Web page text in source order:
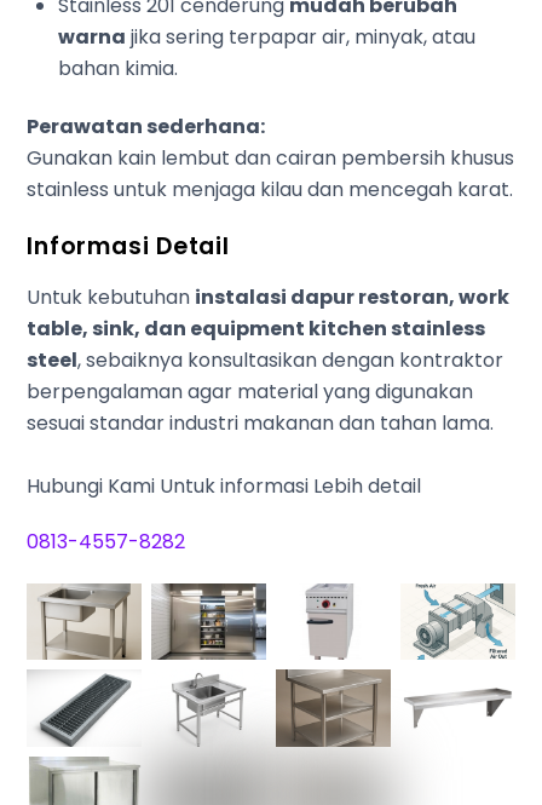
warna jika sering terpapar air, minyak, atau
bahan kimia.
Perawatan sederhana:
Gunakan kain lembut dan cairan pembersih khusus
stainless untuk menjaga kilau dan mencegah karat.
Informasi Detail
Untuk kebutuhan instalasi dapur restoran, work
table, sink, dan equipment kitchen stainless
steel, sebaiknya konsultasikan dengan kontraktor
berpengalaman agar material yang digunakan
sesuai standar industri makanan dan tahan lama.
Hubungi Kami Untuk informasi Lebih detail
0813-4557-8282